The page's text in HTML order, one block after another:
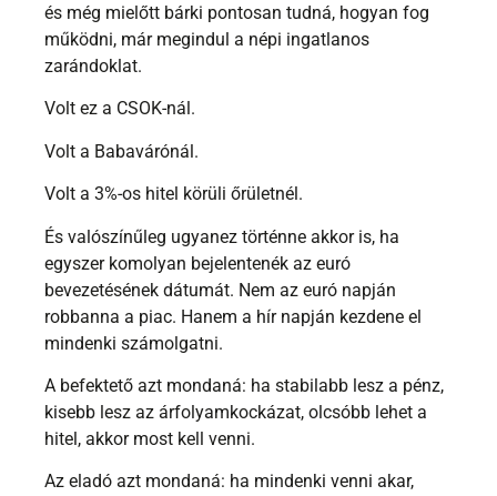
és még mielőtt bárki pontosan tudná, hogyan fog
működni, már megindul a népi ingatlanos
zarándoklat.
Volt ez a CSOK-nál.
Volt a Babavárónál.
Volt a 3%-os hitel körüli őrületnél.
És valószínűleg ugyanez történne akkor is, ha
egyszer komolyan bejelentenék az euró
bevezetésének dátumát. Nem az euró napján
robbanna a piac. Hanem a hír napján kezdene el
mindenki számolgatni.
A befektető azt mondaná: ha stabilabb lesz a pénz,
kisebb lesz az árfolyamkockázat, olcsóbb lehet a
hitel, akkor most kell venni.
Az eladó azt mondaná: ha mindenki venni akar,